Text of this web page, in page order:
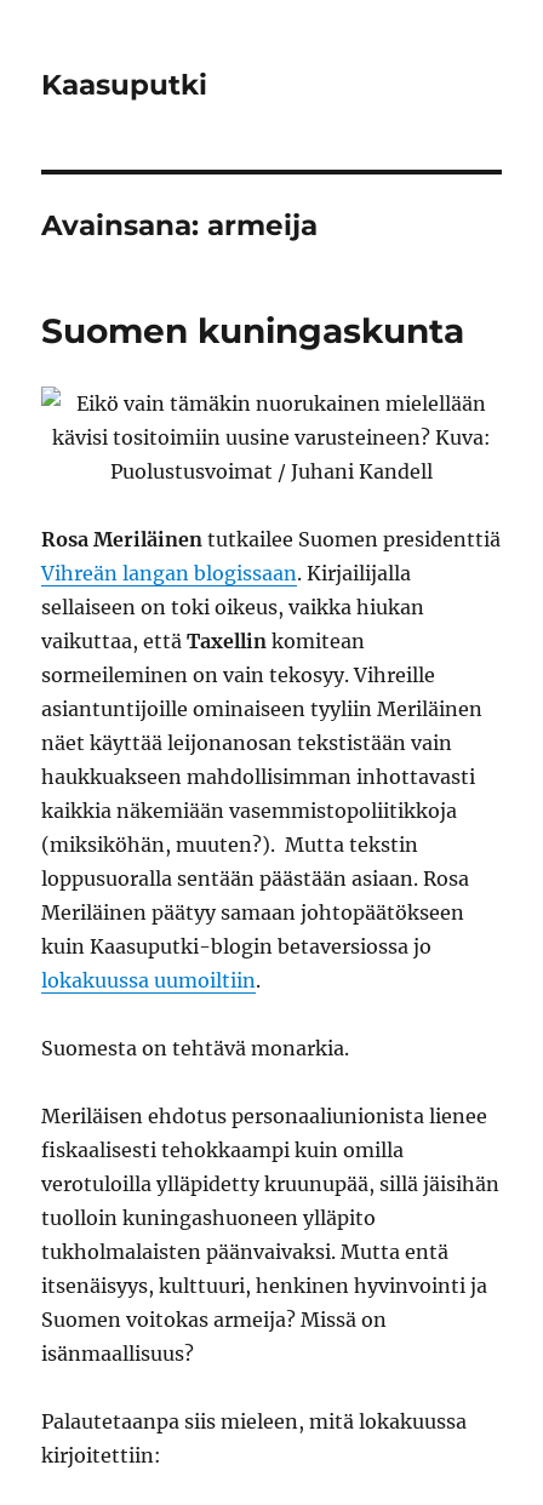
Kaasuputki
Avainsana:armeija
Suomen kuningaskunta
Rosa Meriläinen tutkailee Suomen presidenttiä
Vihreän langan blogissaan. Kirjailijalla
sellaiseen on toki oikeus, vaikka hiukan
vaikuttaa, ettäTaxellin komitean
sormeileminen on vain tekosyy. Vihreille
asiantuntijoille ominaiseen tyyliin Meriläinen
näet käyttää leijonanosan tekstistään vain
haukkuakseen mahdollisimman inhottavasti
kaikkia näkemiään vasemmistopoliitikkoja
(miksiköhän, muuten?). Mutta tekstin
loppusuoralla sentään päästään asiaan. Rosa
Meriläinen päätyy samaan johtopäätökseen
kuin Kaasuputki-blogin betaversiossa jo
lokakuussa uumoiltiin.
Suomesta on tehtävä monarkia.
Meriläisen ehdotus personaaliunionista lienee
fiskaalisesti tehokkaampi kuin omilla
verotuloilla ylläpidetty kruunupää, sillä jäisihän
tuolloin kuningashuoneen ylläpito
tukholmalaisten päänvaivaksi. Mutta entä
itsenäisyys, kulttuuri, henkinen hyvinvointi ja
Suomen voitokas armeija? Missä on
isänmaallisuus?
Palautetaanpa siis mieleen, mitä lokakuussa
kirjoitettiin: